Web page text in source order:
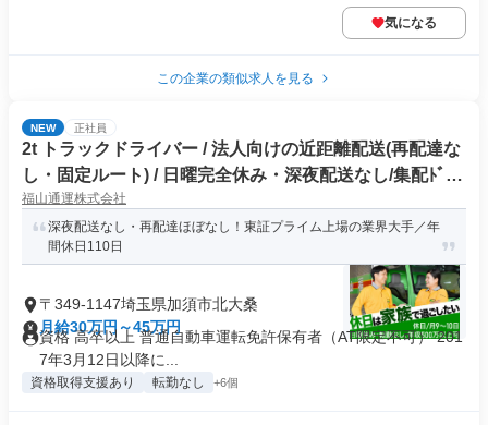
気になる
この企業の類似求人を見る
NEW 正社員
2t トラックドライバー / 法人向けの近距離配送(再配達な
し・固定ルート) / 日曜完全休み・深夜配送なし/集配ﾄﾞﾗｲ
ﾊﾞｰ2t(正社員)
福山通運株式会社
深夜配送なし・再配達ほぼなし！東証プライム上場の業界大手／年
間休日110日
〒349-1147埼玉県加須市北大桑
月給30万円～45万円
資格 高卒以上 普通自動車運転免許保有者（AT限定不可） 201
7年3月12日以降に...
資格取得支援あり 転勤なし +6個